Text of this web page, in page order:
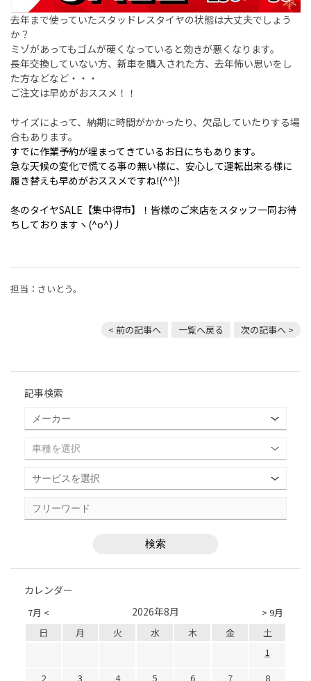
去年まで使っていたスタッドレスタイヤの状態は大丈夫でしょう
か？
ミゾがあってもゴムが硬くなっていると効きが悪くなります。
長年交換していない方、新車を購入された方、去年怖い思いをし
た方などなど・・・
ご注文は早めがおススメ！！
サイズによって、納期に時間がかかったり、欠品していたりする場
合もあります。
すでに作業予約が埋まってきているお日にちもあります。
急な天候の変化で慌てる事の無い様に、安心して運転出来る様に
履き替えも早めがおススメですね!(^^)!
冬のタイヤSALE【集中得市】！皆様のご来店をスタッフ一同お待
ちしておりますヽ(^o^)丿
担当：さいとう。
< 前の記事へ 一覧へ戻る 次の記事へ >
記事検索
カレンダー
7月 < > 9月
2026年8月
日 月 火 水 木 金
土
1
2
3 4 5 6 7 8